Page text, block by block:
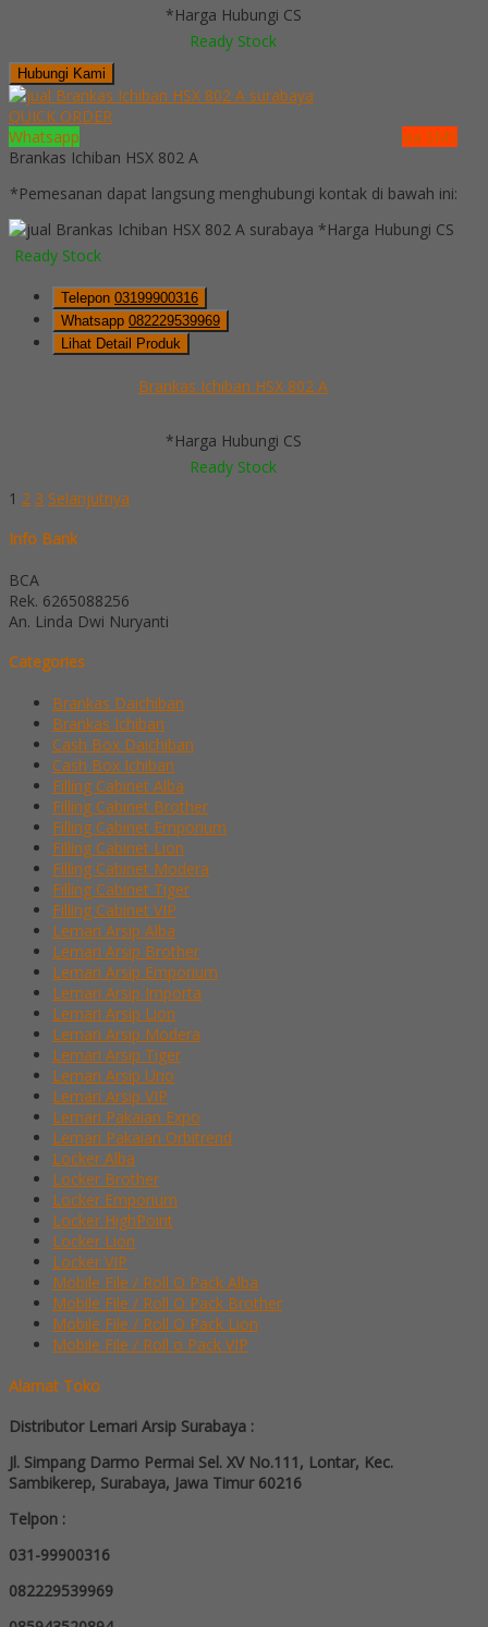
*Harga Hubungi CS
Ready Stock
Hubungi Kami
QUICK ORDER
Whatsapp
via SMS
Brankas Ichiban HSX 802 A
*Pemesanan dapat langsung menghubungi kontak di bawah ini:
*Harga Hubungi CS
Ready Stock
Telepon 03199900316
Whatsapp 082229539969
Lihat Detail Produk
Brankas Ichiban HSX 802 A
*Harga Hubungi CS
Ready Stock
1 2 3 Selanjutnya
Info Bank
BCA
Rek. 6265088256
An. Linda Dwi Nuryanti
Categories
Brankas Daichiban
Brankas Ichiban
Cash Box Daichiban
Cash Box Ichiban
Filling Cabinet Alba
Filling Cabinet Brother
Filling Cabinet Emporium
Filling Cabinet Lion
Filling Cabinet Modera
Filling Cabinet Tiger
Filling Cabinet VIP
Lemari Arsip Alba
Lemari Arsip Brother
Lemari Arsip Emporium
Lemari Arsip Importa
Lemari Arsip Lion
Lemari Arsip Modera
Lemari Arsip Tiger
Lemari Arsip Uno
Lemari Arsip VIP
Lemari Pakaian Expo
Lemari Pakaian Orbitrend
Locker Alba
Locker Brother
Locker Emporium
Locker HighPoint
Locker Lion
Locker VIP
Mobile File / Roll O Pack Alba
Mobile File / Roll O Pack Brother
Mobile File / Roll O Pack Lion
Mobile File / Roll o Pack VIP
Alamat Toko
Distributor Lemari Arsip Surabaya :
Jl. Simpang Darmo Permai Sel. XV No.111, Lontar, Kec.
Sambikerep, Surabaya, Jawa Timur 60216
Telpon :
031-99900316
082229539969